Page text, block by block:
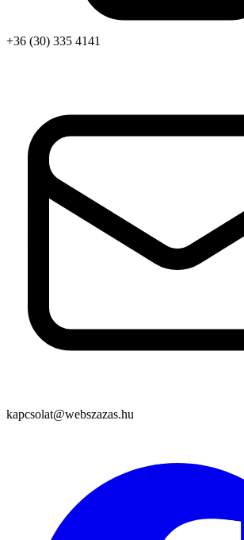
+36 (30) 335 4141
kapcsolat@webszazas.hu